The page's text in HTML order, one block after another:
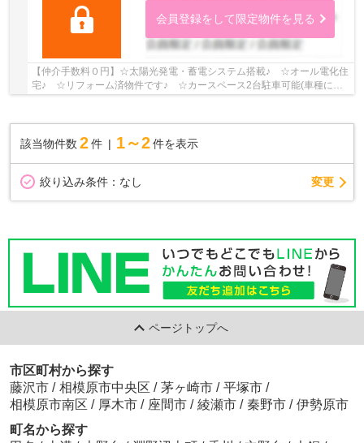
会員登録をして限定物件を見る
【仲介手数料０円】☆太陽光発電・蓄電システム搭載♪ ☆オール電化住
宅♪ ☆リフォーム済物件です♪ ☆カースペース2台駐車可能(車種によ
る）♪ ☆スーパー・コンビニ・ドラッグストア徒歩...
該当物件数 2件 1～2 件を表示
絞り込み条件： なし 変更
ページトップへ
市区町村から探す
藤沢市 / 相模原市中央区 / 茅ヶ崎市 / 平塚市 /
相模原市南区 / 厚木市 / 座間市 / 綾瀬市 / 秦野市 / 伊勢原市
町名から探す